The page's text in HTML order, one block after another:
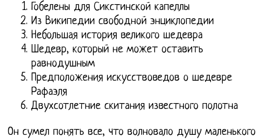
Гобелены для Сикстинской капеллы
Из Википедии свободной энциклопедии
Небольшая история великого шедевра
Шедевр, который не может оставить
равнодушным
Предположения искусствоведов о шедевре
Рафаэля
Двухсотлетние скитания известного полотна
Он сумел понять все, что волновало душу маленького